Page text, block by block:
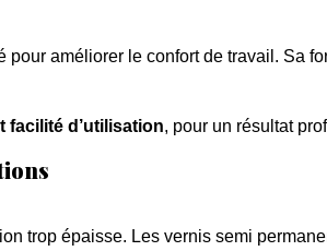
pour améliorer le confort de travail. Sa
facilité d’utilisation, pour un résultat
trop épaisse. Les vernis semi